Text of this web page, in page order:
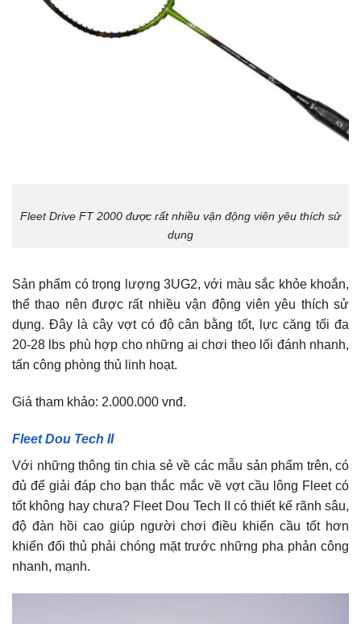
Fleet Drive FT 2000 được rất nhiều vận động viên yêu thích sử
dụng
Sản phẩm có trọng lượng 3UG2, với màu sắc khỏe khoắn,
thể thao nên được rất nhiều vận động viên yêu thích sử
dụng. Đây là cây vợt có độ cân bằng tốt, lực căng tối đa
20-28 lbs phù hợp cho những ai chơi theo lối đánh nhanh,
tấn công phòng thủ linh hoạt.
Giá tham khảo: 2.000.000 vnđ.
Fleet Dou Tech II
Với những thông tin chia sẻ về các mẫu sản phẩm trên, có
đủ để giải đáp cho bạn thắc mắc về vợt cầu lông Fleet có
tốt không hay chưa? Fleet Dou Tech II có thiết kế rãnh sâu,
độ đàn hồi cao giúp người chơi điều khiển cầu tốt hơn
khiến đối thủ phải chóng mặt trước những pha phản công
nhanh, mạnh.